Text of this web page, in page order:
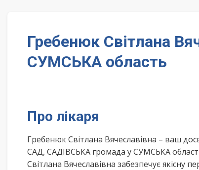
Гребенюк Світлана
СУМСЬКА область
Про лікаря
Гребенюк Світлана Вячеславівна – ваш
САД, САДІВСЬКА громада у СУМСЬКА
Світлана Вячеславівна забезпечує якісну